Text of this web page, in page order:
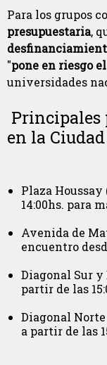
Para los grupos
presupuestaria,
"pone en riesgo
universidades
Principales
en la Ciudad
Plaza Houssay
14:00hs. para
Avenida de
encuentro
Diagonal Sur y
partir de las
Diagonal
a partir de las